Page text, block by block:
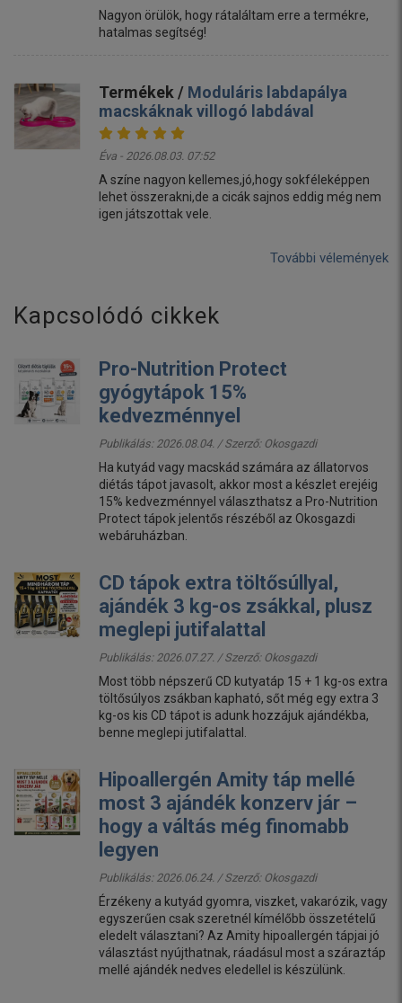
Nagyon örülök, hogy rátaláltam erre a termékre,
hatalmas segítség!
Termékek / Moduláris labdapálya
macskáknak villogó labdával
Éva - 2026.08.03. 07:52
A színe nagyon kellemes,jó,hogy sokféleképpen
lehet összerakni,de a cicák sajnos eddig még nem
igen játszottak vele.
További vélemények
Kapcsolódó cikkek
Pro-Nutrition Protect
gyógytápok 15%
kedvezménnyel
Publikálás: 2026.08.04. / Szerző: Okosgazdi
Ha kutyád vagy macskád számára az állatorvos
diétás tápot javasolt, akkor most a készlet erejéig
15% kedvezménnyel választhatsz a Pro-Nutrition
Protect tápok jelentős részéből az Okosgazdi
webáruházban.
CD tápok extra töltősúllyal,
ajándék 3 kg-os zsákkal, plusz
meglepi jutifalattal
Publikálás: 2026.07.27. / Szerző: Okosgazdi
Most több népszerű CD kutyatáp 15 + 1 kg-os extra
töltősúlyos zsákban kapható, sőt még egy extra 3
kg-os kis CD tápot is adunk hozzájuk ajándékba,
benne meglepi jutifalattal.
Hipoallergén Amity táp mellé
most 3 ajándék konzerv jár –
hogy a váltás még finomabb
legyen
Publikálás: 2026.06.24. / Szerző: Okosgazdi
Érzékeny a kutyád gyomra, viszket, vakarózik, vagy
egyszerűen csak szeretnél kímélőbb összetételű
eledelt választani? Az Amity hipoallergén tápjai jó
választást nyújthatnak, ráadásul most a száraztáp
mellé ajándék nedves eledellel is készülünk.